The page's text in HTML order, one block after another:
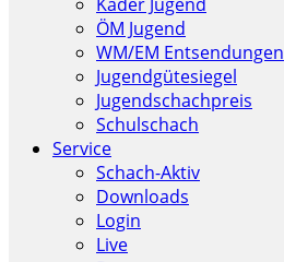
ÖM Jugend
WM/EM Entsendungen
Jugendgütesiegel
Jugendschachpreis
Schulschach
Service
Schach-Aktiv
Downloads
Login
Live